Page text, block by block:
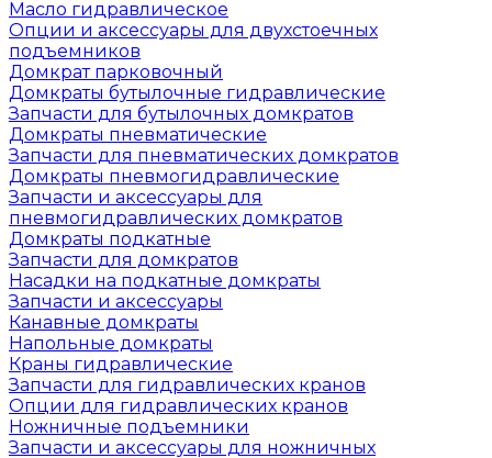
Масло гидравлическое
Опции и аксессуары для двухстоечных
подъемников
Домкрат парковочный
Домкраты бутылочные гидравлические
Запчасти для бутылочных домкратов
Домкраты пневматические
Запчасти для пневматических домкратов
Домкраты пневмогидравлические
Запчасти и аксессуары для
пневмогидравлических домкратов
Домкраты подкатные
Запчасти для домкратов
Насадки на подкатные домкраты
Запчасти и аксессуары
Канавные домкраты
Напольные домкраты
Краны гидравлические
Запчасти для гидравлических кранов
Опции для гидравлических кранов
Ножничные подъемники
Запчасти и аксессуары для ножничных